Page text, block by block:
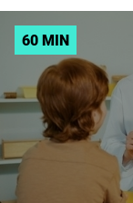
60 MIN